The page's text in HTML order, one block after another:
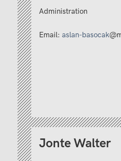
Administration
Email: aslan-basocak
Jonte Walter